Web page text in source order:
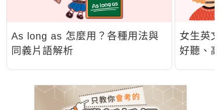
As long as 怎麼用？各種用法與
同義片語解析
女生英
好聽、